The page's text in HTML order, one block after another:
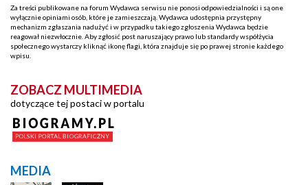
Za treści publikowane na forum Wydawca serwisu nie ponosi odpowiedzialności i są one
wyłącznie opiniami osób, które je zamieszczają. Wydawca udostępnia przystępny
mechanizm zgłaszania nadużyć i w przypadku takiego zgłoszenia Wydawca będzie
reagował niezwłocznie. Aby zgłosić post naruszający prawo lub standardy współżycia
społecznego wystarczy kliknąć ikonę flagi, która znajduje się po prawej stronie każdego
wpisu.
ZOBACZ MULTIMEDIA
dotyczące tej postaci w portalu
MEDIA